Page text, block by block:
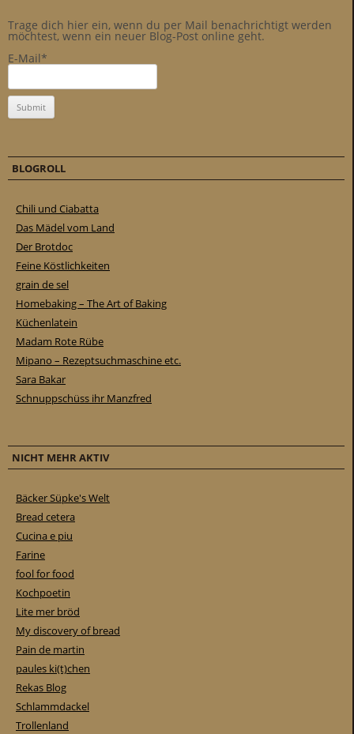
Trage dich hier ein, wenn du per Mail benachrichtigt werden
möchtest, wenn ein neuer Blog-Post online geht.
E-Mail*
BLOGROLL
Chili und Ciabatta
Das Mädel vom Land
Der Brotdoc
Feine Köstlichkeiten
grain de sel
Homebaking – The Art of Baking
Küchenlatein
Madam Rote Rübe
Mipano – Rezeptsuchmaschine etc.
Sara Bakar
Schnuppschüss ihr Manzfred
NICHT MEHR AKTIV
Bäcker Süpke's Welt
Bread cetera
Cucina e piu
Farine
fool for food
Kochpoetin
Lite mer bröd
My discovery of bread
Pain de martin
paules ki(t)chen
Rekas Blog
Schlammdackel
Trollenland